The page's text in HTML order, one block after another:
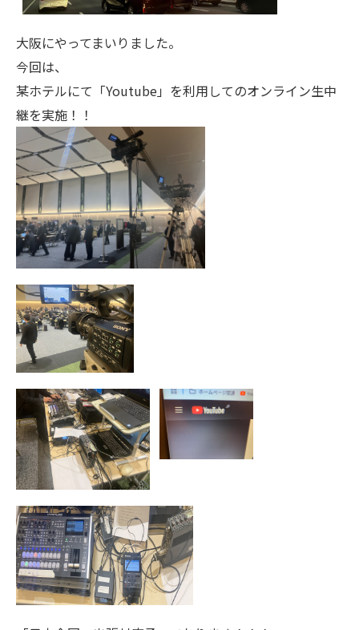
大阪にやってまいりました。
今回は、
某ホテルにて「Youtube」を利用してのオンライン生中
継を実施！！